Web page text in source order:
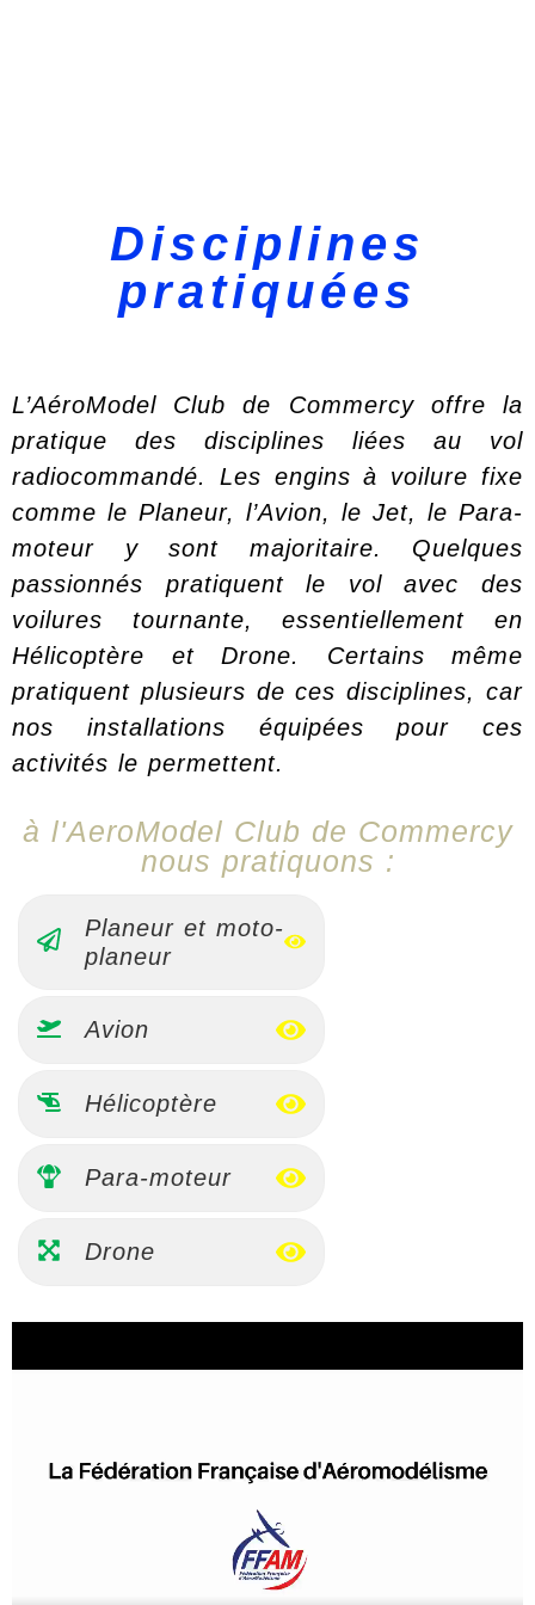
Disciplines
pratiquées
L’AéroModel Club de Commercy offre la
pratique des disciplines liées au vol
radiocommandé. Les engins à voilure fixe
comme le Planeur, l’Avion, le Jet, le Para-
moteur y sont majoritaire. Quelques
passionnés pratiquent le vol avec des
voilures tournante, essentiellement en
Hélicoptère et Drone. Certains même
pratiquent plusieurs de ces disciplines, car
nos installations équipées pour ces
activités le permettent.
à l'AeroModel Club de Commercy
nous pratiquons :
Planeur et moto-
planeur
Avion
Hélicoptère
Para-moteur
Drone